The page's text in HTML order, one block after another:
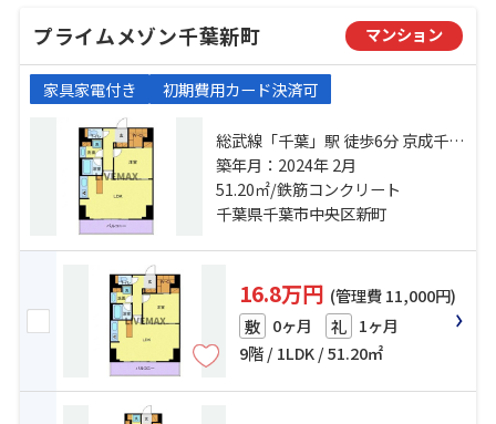
プライムメゾン千葉新町 マンション
家具家電付き 初期費用カード決済可
総武線「千葉」駅 徒歩6分 京成千葉
線「新千葉」駅 徒歩6分 京成千葉線
「京成千葉」駅 徒歩7分
築年月：2024年 2月
51.20㎡/鉄筋コンクリート
千葉県千葉市中央区新町
16.8万円 (管理費 11,000円)
敷 0ヶ月 礼 1ヶ月
9階 / 1LDK / 51.20㎡